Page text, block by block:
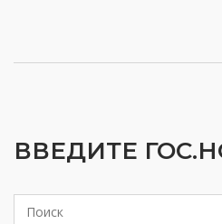
ВВЕДИТЕ